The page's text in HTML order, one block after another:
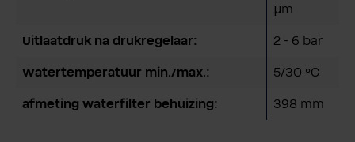
µm
Uitlaatdruk na drukregelaar: 2 - 6 bar
Watertemperatuur min./max.: 5/30 °C
afmeting waterfilter behuizing: 398 mm